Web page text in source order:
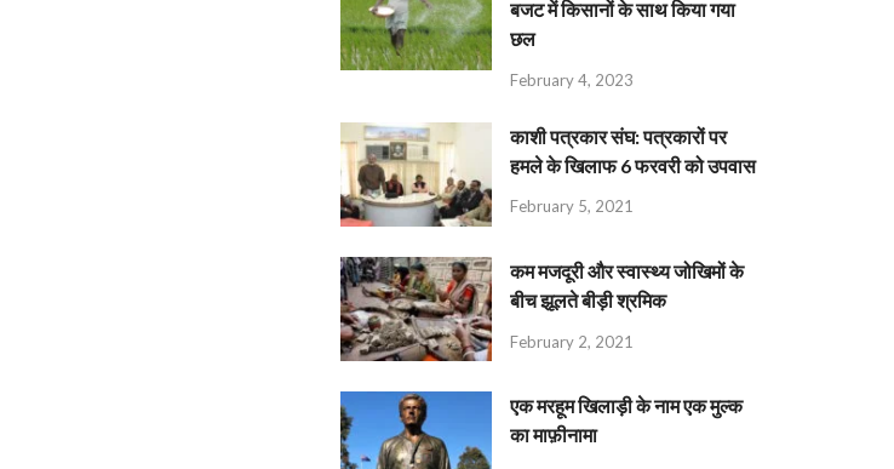
बजट में किसानों के साथ किया गया
छल
February 4, 2023
काशी पत्रकार संघ: पत्रकारों पर
हमले के खिलाफ 6 फरवरी को उपवास
February 5, 2021
कम मजदूरी और स्वास्थ्य जोखिमों के
बीच झूलते बीड़ी श्रमिक
February 2, 2021
एक मरहूम खिलाड़ी के नाम एक मुल्क
का माफ़ीनामा